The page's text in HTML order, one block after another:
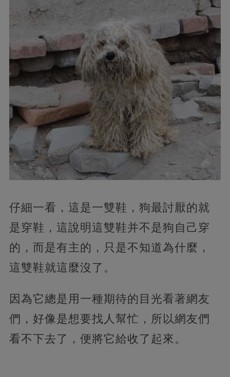
仔細一看，這是一雙鞋，狗最討厭的就
是穿鞋，這說明這雙鞋并不是狗自己穿
的，而是有主的，只是不知道為什麼，
這雙鞋就這麼沒了。
因為它總是用一種期待的目光看著網友
們，好像是想要找人幫忙，所以網友們
看不下去了，便將它給收了起來。